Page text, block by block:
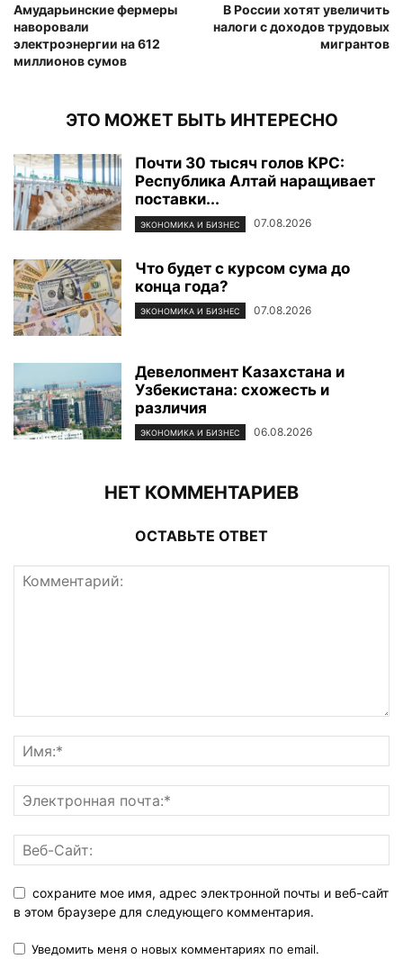
Амударьинские фермеры
наворовали
электроэнергии на 612
миллионов сумов
В России хотят увеличить
налоги с доходов трудовых
мигрантов
ЭТО МОЖЕТ БЫТЬ ИНТЕРЕСНО
Почти 30 тысяч голов КРС:
Республика Алтай наращивает
поставки...
ЭКОНОМИКА И БИЗНЕС 07.08.2026
Что будет с курсом сума до
конца года?
ЭКОНОМИКА И БИЗНЕС 07.08.2026
Девелопмент Казахстана и
Узбекистана: схожесть и
различия
ЭКОНОМИКА И БИЗНЕС 06.08.2026
НЕТ КОММЕНТАРИЕВ
ОСТАВЬТЕ ОТВЕТ
сохраните мое имя, адрес электронной почты и веб-сайт
в этом браузере для следующего комментария.
Уведомить меня о новых комментариях по email.